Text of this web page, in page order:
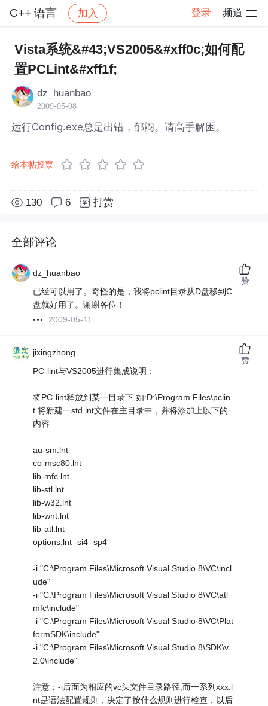
C++ 语言 加入 登录 频道
社区 C++ 语言
Vista系统&#43;VS2005&#xff0c;如何配
置PCLint&#xff1f;
dz_huanbao
2009-05-08
运行Config.exe总是出错，郁闷。请高手解困。
给本帖投票
130 6 打赏
全部评论
dz_huanbao
已经可以用了。奇怪的是，我将pclint目录从D盘移到C
盘就好用了。谢谢各位！
2009-05-11
赞
jixingzhong
PC-lint与VS2005进行集成说明：
将PC-lint释放到某一目录下,如:D:\Program Files\pclin
t.将新建一std.lnt文件在主目录中，并将添加上以下的
内容
au-sm.lnt
co-msc80.lnt
lib-mfc.lnt
lib-stl.lnt
lib-w32.lnt
lib-wnt.lnt
lib-atl.lnt
options.lnt -si4 -sp4
-i "C:\Program Files\Microsoft Visual Studio 8\VC\incl
ude"
-i "C:\Program Files\Microsoft Visual Studio 8\VC\atl
mfc\include"
-i "C:\Program Files\Microsoft Visual Studio 8\VC\Plat
formSDK\include"
-i "C:\Program Files\Microsoft Visual Studio 8\SDK\v
2.0\include"
注意：-i后面为相应的vc头文件目录路径,而一系列xxx.l
nt是语法配置规则，决定了按什么规则进行检查，以后
赞